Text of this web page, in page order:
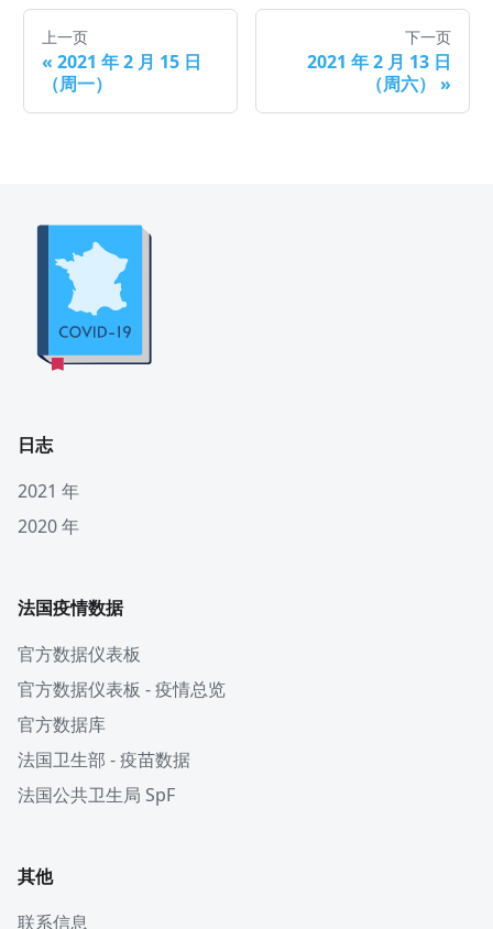
上一页
« 2021 年 2 月 15 日
（周一）
下一页
2021 年 2 月 13 日
（周六）
»
日志
2021 年
2020 年
法国疫情数据
官方数据仪表板
官方数据仪表板 - 疫情总览
官方数据库
法国卫生部 - 疫苗数据
法国公共卫生局 SpF
其他
联系信息